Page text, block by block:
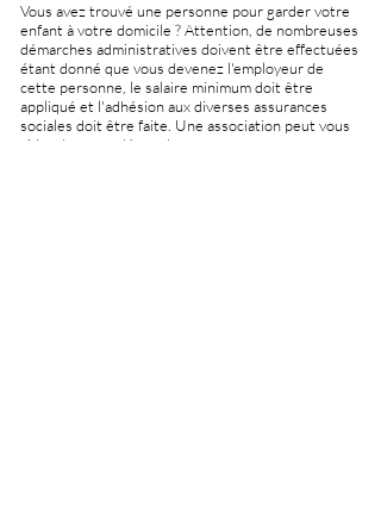
Vous avez trouvé une personne pour garder votre
enfant à votre domicile ? Attention, de nombreuses
démarches administratives doivent être effectuées
étant donné que vous devenez l'employeur de
cette personne, le salaire minimum doit être
appliqué et l'adhésion aux diverses assurances
sociales doit être faite. Une association peut vous
aider dans ses démarche.